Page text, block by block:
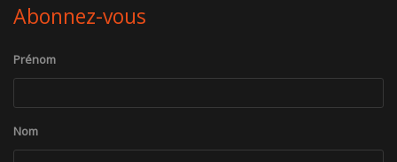
Abonnez-vous
Prénom
Nom